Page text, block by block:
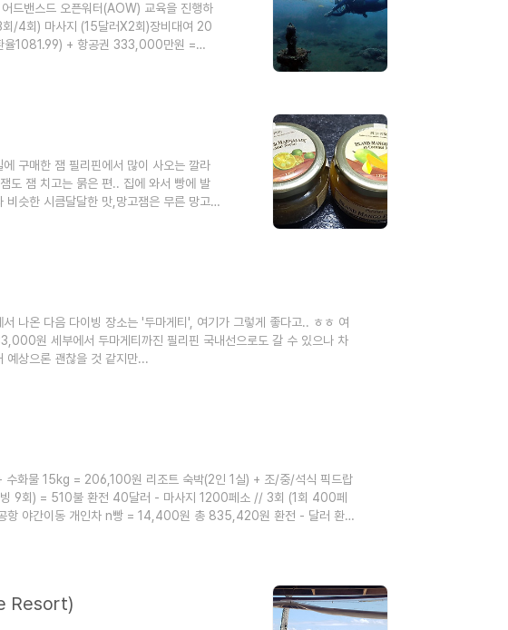
드밴스드 오픈워터(AOW) 교육을 진행하
/4회) 마사지 (15달러X2회)장비대여 20
율1081.99) + 항공권 333,000만원 =
구매한 잼 필리핀에서 많이 사오는 깔라
도 잼 치고는 묽은 편.. 집에 와서 빵에 발
비슷한 시큼달달한 맛,망고잼은 무른 망고
묶어서 팔기도 하는데, 난 그냥 내가 좋
나온 다음 다이빙 장소는 '두마게티', 여기가 그렇게 좋다고.. ㅎㅎ 여
원 세부에서 두마게티까진 필리핀 국내선으로도 갈 수 있으나 차
예상으론 괜찮을 것 같지만...
화물 15kg = 206,100원 리조트 숙박(2인 1실) + 조/중/석식 픽드랍
빙 9회) = 510불 환전 40달러 - 마사지 1200페소 // 3회 (1회 400페
항 야간이동 개인차 n빵 = 14,400원 총 835,420원 환전 - 달러 환
Resort)